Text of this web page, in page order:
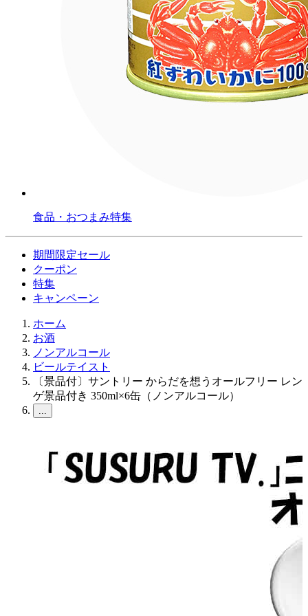
食品・おつまみ特集
期間限定セール
クーポン
特集
キャンペーン
ホーム
お酒
ノンアルコール
ビールテイスト
〔景品付〕サントリー からだを想うオールフリー レン
ゲ景品付き 350ml×6缶（ノンアルコール）
...